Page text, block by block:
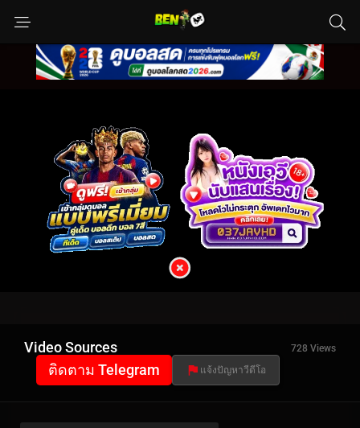
Video Sources 728 Views
ติดตาม Telegram แจ้งปัญหาวีดีโอ